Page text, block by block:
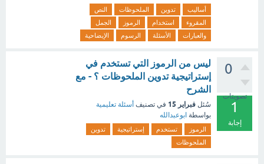
أساليب تدوين الملحوظات
النص
المقروء
استخدام الرموز
الجمل
والعبارات
الأسئلة الرسوم الإيضاحية
0
تصويتات
1
إجابة
ليس من الرموز التي تستخدم في
إستراتيجية تدوين الملحوظات ؟ - مع
الشرح
سُئل فبراير 15 في تصنيف أسئلة تعليمية
بواسطة ابوعبدالله
الرموز تستخدم إستراتيجية
تدوين
الملحوظات